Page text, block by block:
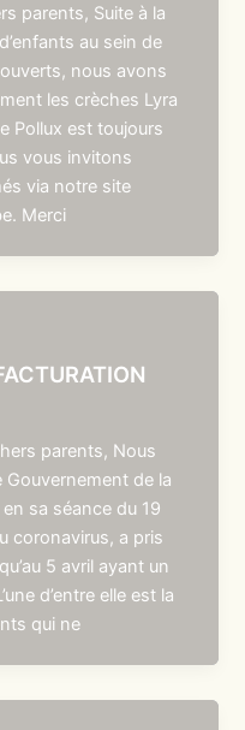
parents, Suite à la
au sein de
nous avons
les crèches Lyra
Pollux est toujours
vous invitons
via notre site
Merci
parents, Nous
de la
sa séance du 19
coronavirus, a pris
5 avril ayant un
d’entre elle est la
qui ne